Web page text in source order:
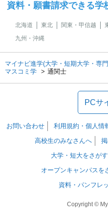
資料・願書請求できる学
北海道 東北 関東・甲信越
九州・沖縄
マイナビ進学(大学・短期大学・専
マスコミ学
通関士
PCサ
お問い合わせ 利用規約・個人情
高校生のみなさんへ
大学・短大をさがす
オープンキャンパスを
資料・パンフレ
Copyright ©